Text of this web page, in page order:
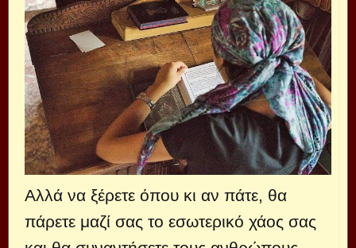
Αλλά να ξέρετε όπου κι αν πάτε, θα
πάρετε μαζί σας το εσωτερικό χάος σας